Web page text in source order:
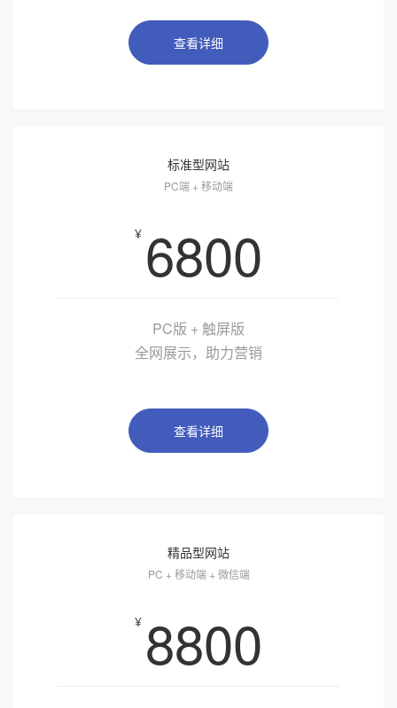
查看详细
标准型网站
PC端 + 移动端
¥ 6800
PC版 + 触屏版
全网展示，助力营销
查看详细
精品型网站
PC + 移动端 + 微信端
¥ 8800